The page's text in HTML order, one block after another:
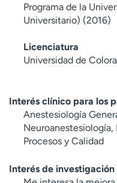
Programa de la
Universitario) (2016)
Licenciatura
Universidad de
Interés clínico para los
Anestesiología
Procesos y Calidad
Interés de